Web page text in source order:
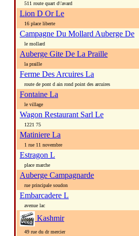
511 route quart d\'avard
Lion D Or Le
16 place liberte
Campagne Du Mollard Auberge De
le mollard
Auberge Gite De La Praille
la praille
Ferme Des Arcuires La
route de pont d ain rond point des arcuires
Fontaine La
le village
Wagon Restaurant Sarl Le
1221 75
Matiniere La
1 rue 11 novembre
Estragon L
place marche
Auberge Campagnarde
rue principale soudon
Embarcadere L
avenue lac
Kashmir
49 rue du dr mercier